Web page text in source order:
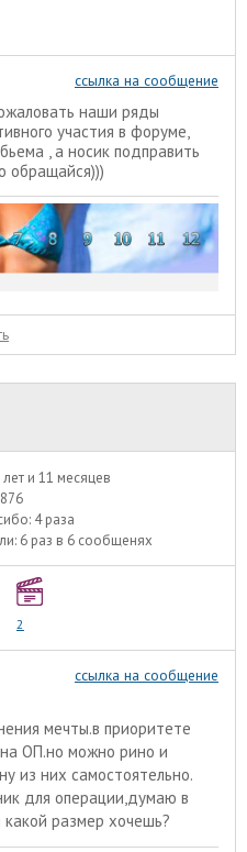
ссылка на сообщение
наши ряды
участия в форуме,
, а носик подправить
обращайся)))
лет и 11 месяцев
4 раза
6 раз в 6 сообщенях
2
ссылка на сообщение
мечты.в приоритете
ОП.но можно рино и
из них самостоятельно.
для операции,думаю в
размер хочешь?